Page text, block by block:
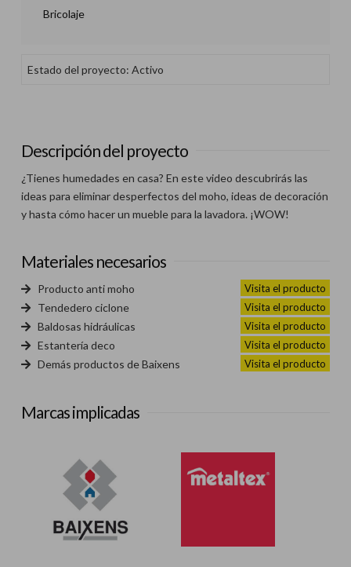
Bricolaje
Estado del proyecto: Activo
Descripción del proyecto
¿Tienes humedades en casa? En este video descubrirás las
ideas para eliminar desperfectos del moho, ideas de decoración
y hasta cómo hacer un mueble para la lavadora. ¡WOW!
Materiales necesarios
Producto anti moho Visita el producto
Tendedero ciclone Visita el producto
Baldosas hidráulicas Visita el producto
Estantería deco Visita el producto
Demás productos de Baixens Visita el producto
Marcas implicadas